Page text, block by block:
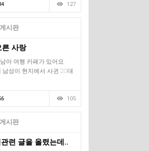
127
시판
른 사랑
아 여행 카페가 있어요.
남성이 현지에서 사귄 20대
105
시판
련 글을 올렸는데..